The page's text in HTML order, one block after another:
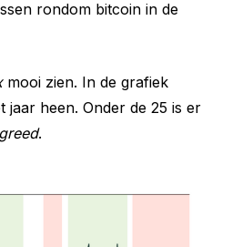
rondom bitcoin in de
mooi zien. In de grafiek
heen. Onder de 25 is er
.